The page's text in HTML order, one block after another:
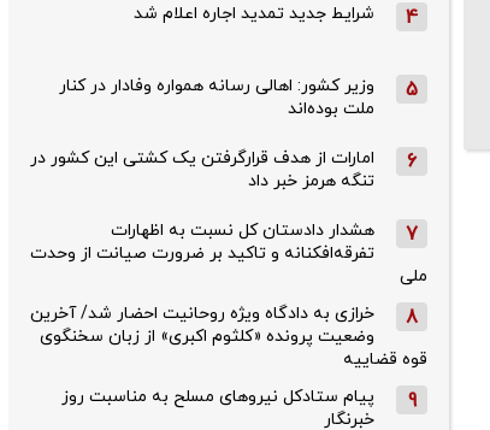
4 شرایط جدید تمدید اجاره اعلام شد
5
وزیر کشور: اهالی رسانه همواره وفادار در کنار
ملت بوده‌اند
6
امارات از هدف قرارگرفتن یک کشتی این کشور در
تنگه هرمز خبر داد
7
هشدار دادستان کل نسبت به اظهارات
تفرقه‌افکنانه و تاکید بر ضرورت صیانت از وحدت
ملی
8
خرازی به دادگاه ویژه روحانیت احضار شد/ آخرین
وضعیت پرونده «کلثوم اکبری» از زبان سخنگوی
قوه قضاییه
9
پیام ستادکل نیروهای مسلح به مناسبت روز
خبرنگار